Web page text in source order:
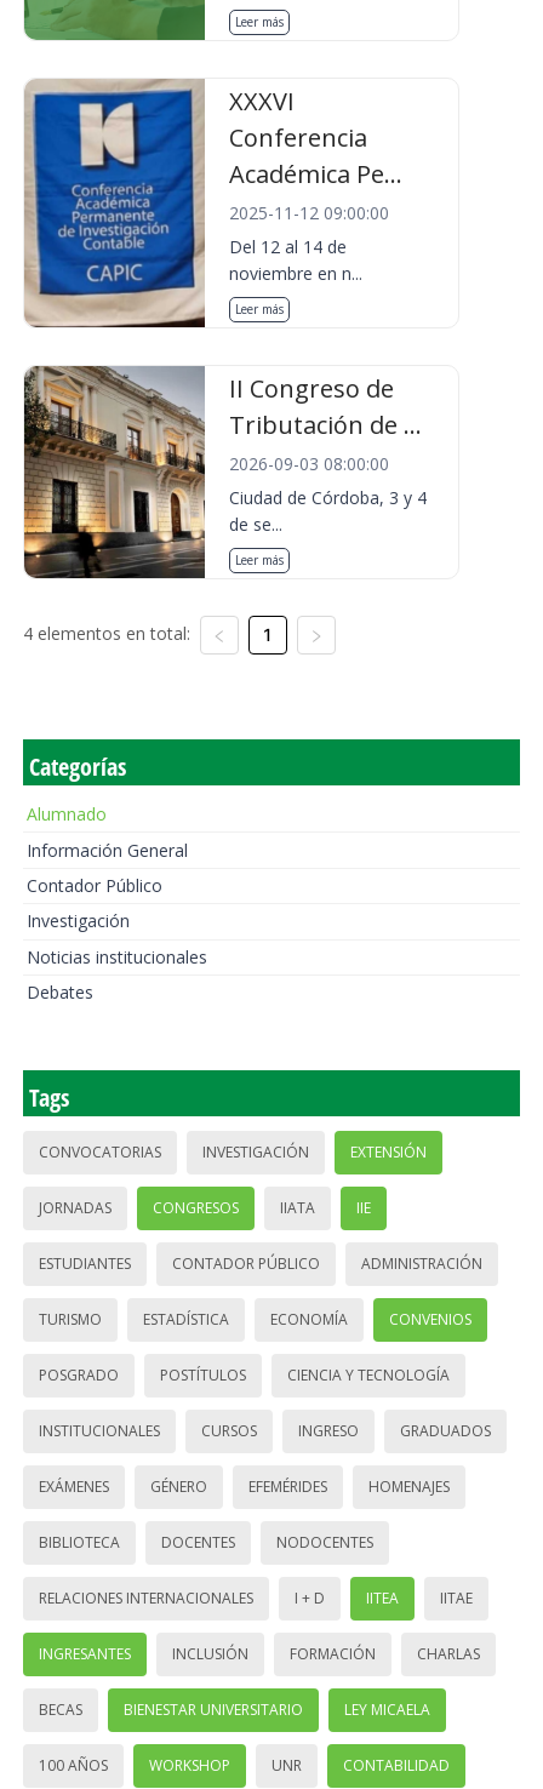
Leer más
XXXVI
Conferencia
Académica Pe...
2025-11-12 09:00:00
Del 12 al 14 de
noviembre en n...
Leer más
II Congreso de
Tributación de ...
2026-09-03 08:00:00
Ciudad de Córdoba, 3 y 4
de se...
Leer más
4 elementos en total: 1
Categorías
Alumnado
Información General
Contador Público
Investigación
Noticias institucionales
Debates
Tags
CONVOCATORIAS INVESTIGACIÓN EXTENSIÓN
JORNADAS CONGRESOS IIATA IIE
ESTUDIANTES CONTADOR PÚBLICO ADMINISTRACIÓN
TURISMO ESTADÍSTICA ECONOMÍA CONVENIOS
POSGRADO POSTÍTULOS CIENCIA Y TECNOLOGÍA
INSTITUCIONALES CURSOS INGRESO GRADUADOS
EXÁMENES GÉNERO EFEMÉRIDES HOMENAJES
BIBLIOTECA DOCENTES NODOCENTES
RELACIONES INTERNACIONALES I + D IITEA IITAE
INGRESANTES INCLUSIÓN FORMACIÓN CHARLAS
BECAS BIENESTAR UNIVERSITARIO LEY MICAELA
100 AÑOS WORKSHOP UNR CONTABILIDAD